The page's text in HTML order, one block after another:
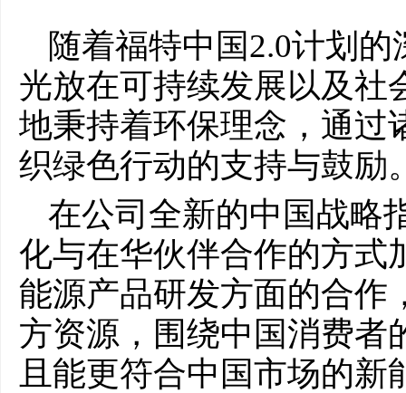
随着福特中国2.0计划
光放在可持续发展以及社
地秉持着环保理念，通过
织绿色行动的支持与鼓励
在公司全新的中国战略
化与在华伙伴合作的方式
能源产品研发方面的合作
方资源，围绕中国消费者
且能更符合中国市场的